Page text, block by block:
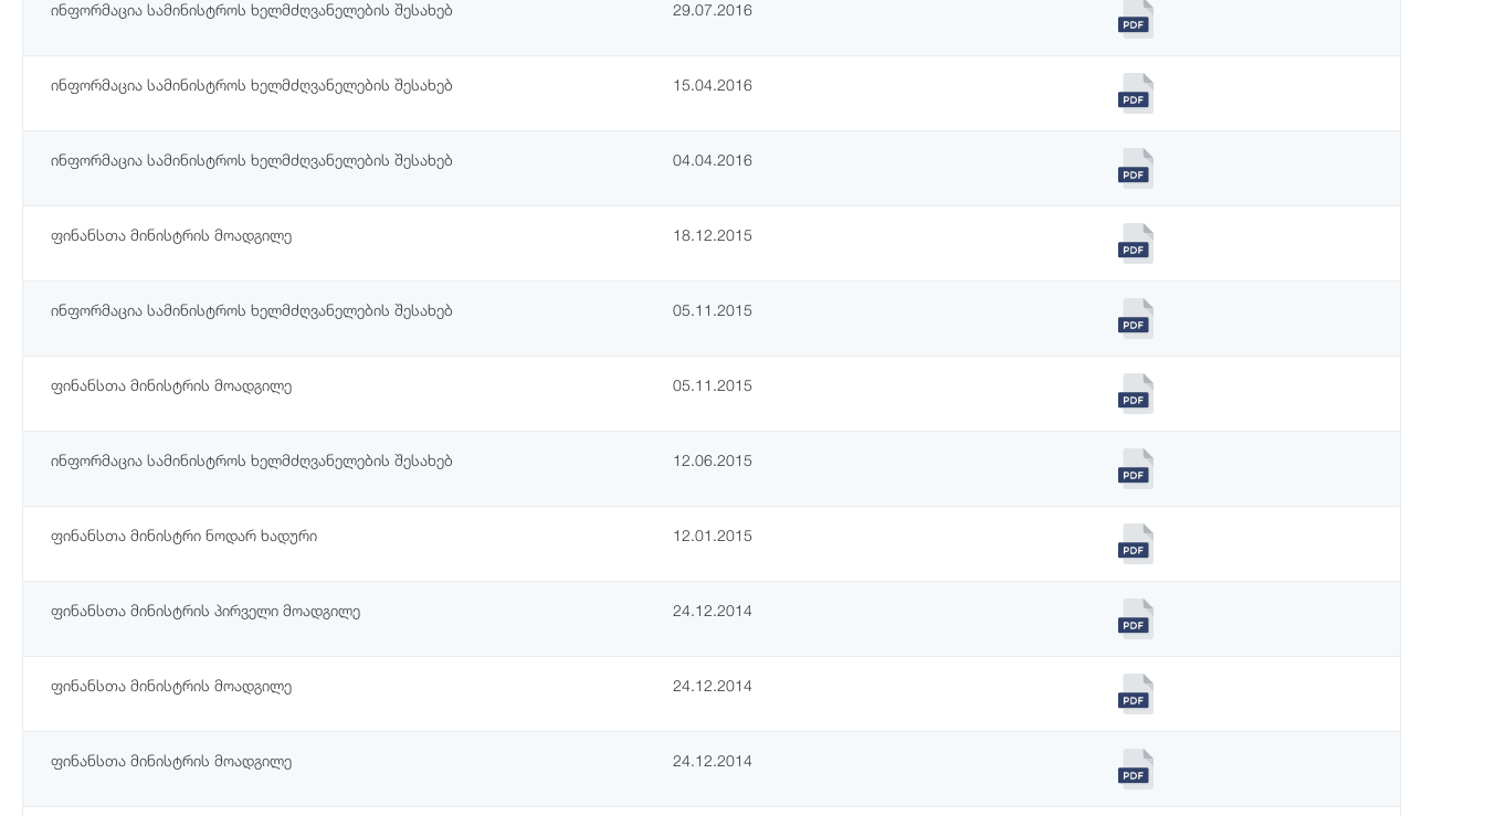
ინფორმაცია სამინისტროს ხელმძღვანელების შესახებ 29.07.2016
ინფორმაცია სამინისტროს ხელმძღვანელების შესახებ 15.04.2016
ინფორმაცია სამინისტროს ხელმძღვანელების შესახებ 04.04.2016
ფინანსთა მინისტრის მოადგილე 18.12.2015
ინფორმაცია სამინისტროს ხელმძღვანელების შესახებ 05.11.2015
ფინანსთა მინისტრის მოადგილე 05.11.2015
ინფორმაცია სამინისტროს ხელმძღვანელების შესახებ 12.06.2015
ფინანსთა მინისტრი ნოდარ ხადური 12.01.2015
ფინანსთა მინისტრის პირველი მოადგილე 24.12.2014
ფინანსთა მინისტრის მოადგილე 24.12.2014
ფინანსთა მინისტრის მოადგილე 24.12.2014